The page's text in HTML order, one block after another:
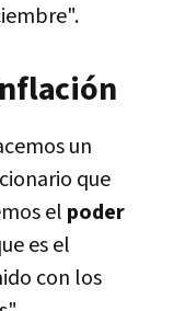
un
que
el poder
es el
con los